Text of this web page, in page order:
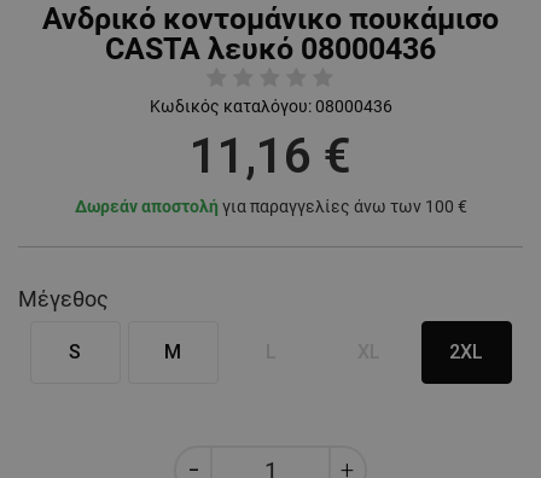
Ανδρικό κοντομάνικο πουκάμισο
CASTA λευκό 08000436
Κωδικός καταλόγου: 08000436
11,16 €
Δωρεάν αποστολή για παραγγελίες άνω των 100 €
Μέγεθος
S M 2XL